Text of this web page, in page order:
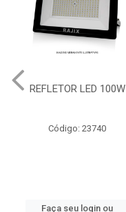
REFLETOR LED 100W
Código: 23740
Faça seu login ou